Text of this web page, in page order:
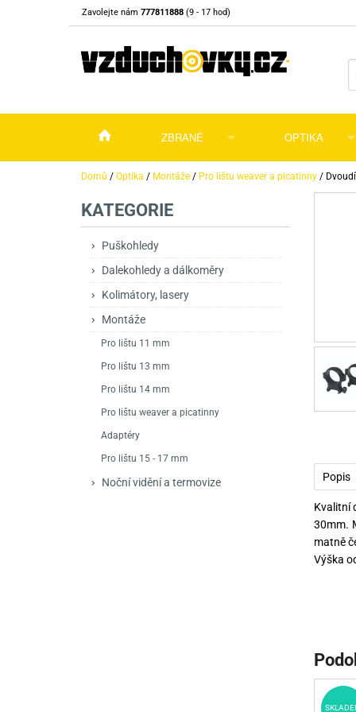
Zavolejte nám 777811888 (9 - 17 hod)
ZBRANĚ
Vzduchovky Vzduchovky na
Vzduchové pistole a revolvery
Plynové pistole a revolvery
Perkusní zbraně
Zbraně na ZP
Příslušenství pro
Brokovnice
Pistole
Nože
Zavírací nože
Kuchyňské nože
Mačety a sekery
Kuše
Obranné spreje
OPTIKA
Puškohledy
Noční vidění a
Domů / Optika / Montáže / Pro lištu weaver a picatinny /
KATEGORIE
Puškohledy
Dalekohledy a dálkoměry
Kolimátory, lasery
Montáže
Pro lištu 11 mm
Pro lištu 13 mm
Pro lištu 14 mm
Pro lištu weaver a picatinny
Adaptéry
Pro lištu 15 - 17 mm
Noční vidění a termovize Popis
Kvalitní
30mm.
matně
Výška